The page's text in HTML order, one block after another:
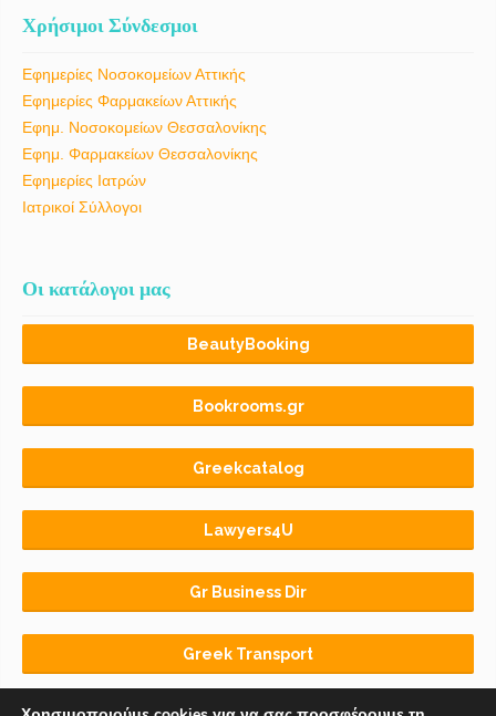
Χρήσιμοι Σύνδεσμοι
Εφημερίες Νοσοκομείων Αττικής
Εφημερίες Φαρμακείων Αττικής
Εφημ. Νοσοκομείων Θεσσαλονίκης
Εφημ. Φαρμακείων Θεσσαλονίκης
Εφημερίες Ιατρών
Ιατρικοί Σύλλογοι
Οι κατάλογοι μας
BeautyBooking
Bookrooms.gr
Greekcatalog
Lawyers4U
Gr Business Dir
Greek Transport